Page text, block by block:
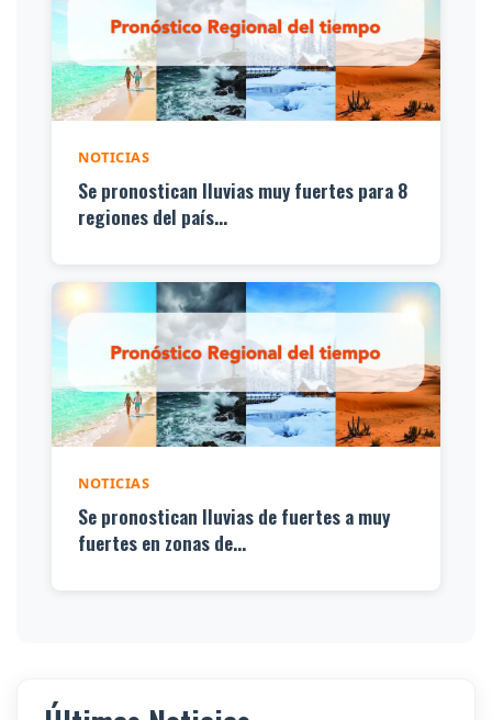
NOTICIAS
Se pronostican lluvias muy fuertes para 8
regiones del país...
NOTICIAS
Se pronostican lluvias de fuertes a muy
fuertes en zonas de...